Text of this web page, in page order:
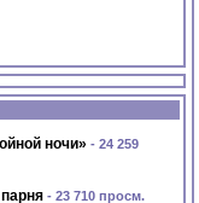
ночи» - 24 259
- 23 710 просм.